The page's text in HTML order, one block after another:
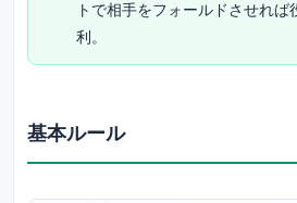
トで相手をフォールドさせれ
利。
基本ルール